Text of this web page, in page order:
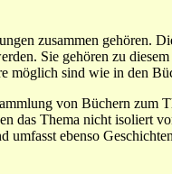
zusammen
Sie gehören zu
möglich sind wie in den
von Büchern zum
Thema nicht isoliert
ebenso